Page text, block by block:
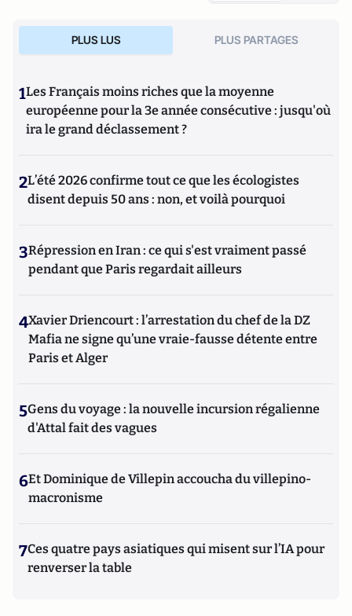
PLUS LUS PLUS PARTAGES
1Les Français moins riches que la moyenne
européenne pour la 3e année consécutive : jusqu'où
ira le grand déclassement ?
2L’été 2026 confirme tout ce que les écologistes
disent depuis 50 ans : non, et voilà pourquoi
3Répression en Iran : ce qui s'est vraiment passé
pendant que Paris regardait ailleurs
4Xavier Driencourt : l’arrestation du chef de la DZ
Mafia ne signe qu’une vraie-fausse détente entre
Paris et Alger
5Gens du voyage : la nouvelle incursion régalienne
d'Attal fait des vagues
6Et Dominique de Villepin accoucha du villepino-
macronisme
7Ces quatre pays asiatiques qui misent sur l’IA pour
renverser la table